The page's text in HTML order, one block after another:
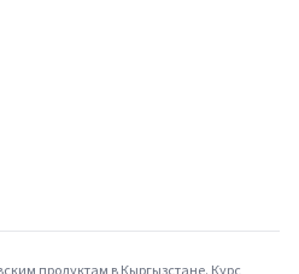
продуктам в Кыргызстане. Курс